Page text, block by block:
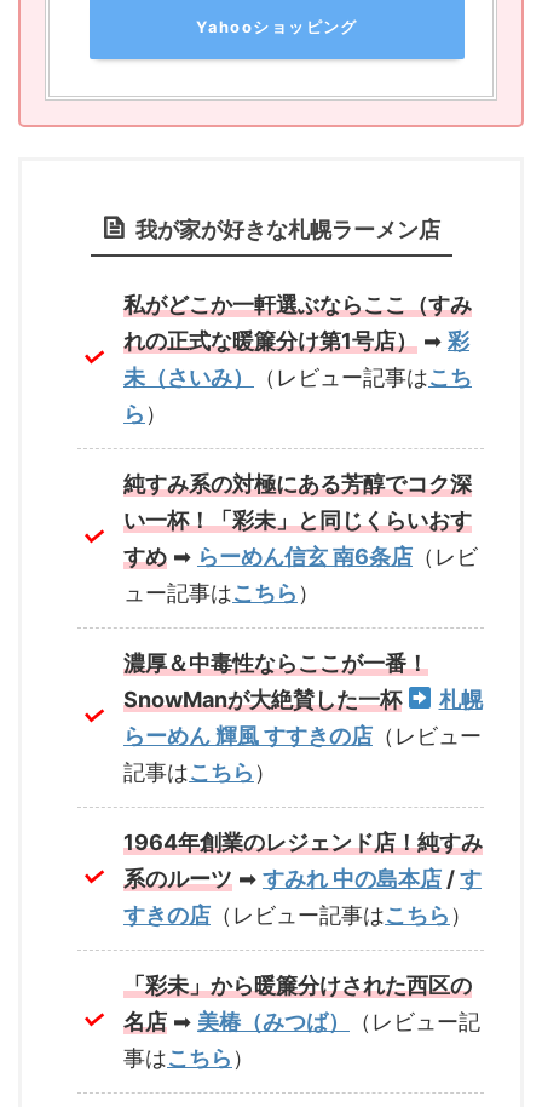
Yahooショッピング
我が家が好きな札幌ラーメン店
私がどこか一軒選ぶならここ（すみ
れの正式な暖簾分け第1号店） ➡ 彩
未（さいみ）
（レビュー記事はこち
ら ）
純すみ系の対極にある芳醇でコク深
い一杯！「彩未」と同じくらいおす
すめ ➡ らーめん信玄 南6条店 （レビ
ュー記事はこちら ）
濃厚＆中毒性ならここが一番！
SnowManが大絶賛した一杯
札幌
らーめん 輝風 すすきの店 （レビュー
記事はこちら ）
1964年創業のレジェンド店！純すみ
系のルーツ ➡ すみれ 中の島本店 /す
すきの店 （レビュー記事はこちら ）
「彩未」から暖簾分けされた西区の
名店 ➡ 美椿（みつば）
（レビュー記
事はこちら ）